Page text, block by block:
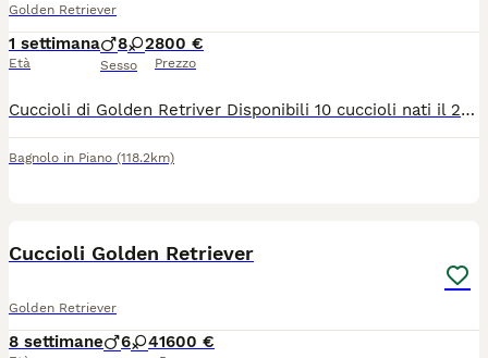
Golden Retriever
1 settimana
Età
8 2
Sesso
800 €
Prezzo
Cuccioli di Golden Retriver Disponibili 10 cuccioli nati il 27/05/2026. 8 maschi e 2 femmine Genitori visibili, cresciuti in ambiente familiare e a contatto con persone e altri animali. I cuccioli verranno ceduti con: Microchip, Libretto sanitario, Sverminazioni effettuate, Vaccinazioni previste per l'età. Cuccioli senza PEDIGREE. Disponibili dopo il compimento dei 60 giorni di età. Per informazioni e prenotazioni : 3466060515 Bagnolo In Piano, Reggio Emilia.
Bagnolo in Piano (118.2km)
Cuccioli Golden Retriever
Golden Retriever
8 settimane 6 41600 €